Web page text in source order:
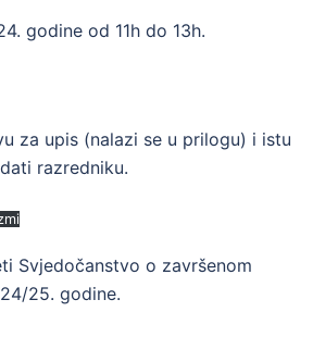
godine od 11h do 13h.
za upis (nalazi se u prilogu) i istu
razredniku.
Svjedočanstvo o završenom
25. godine.